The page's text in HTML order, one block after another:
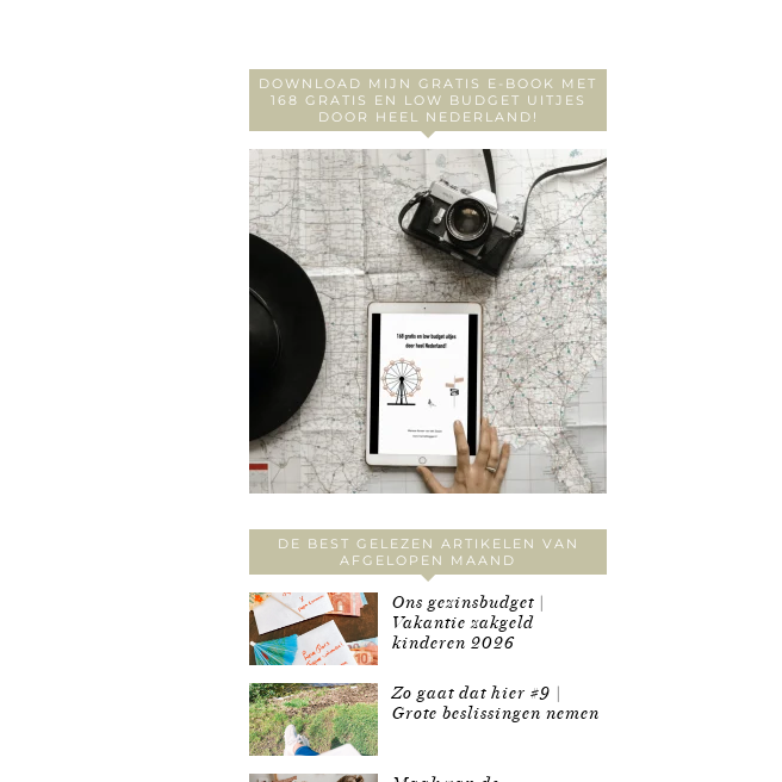
DOWNLOAD MIJN GRATIS E-BOOK MET
168 GRATIS EN LOW BUDGET UITJES
DOOR HEEL NEDERLAND!
DE BEST GELEZEN ARTIKELEN VAN
AFGELOPEN MAAND
Ons gezinsbudget |
Vakantie zakgeld
kinderen 2026
Zo gaat dat hier #9 |
Grote beslissingen nemen